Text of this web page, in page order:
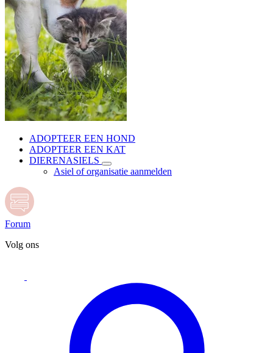
ADOPTEER EEN HOND
ADOPTEER EEN KAT
DIERENASIELS
Asiel of organisatie aanmelden
Forum
Volg ons